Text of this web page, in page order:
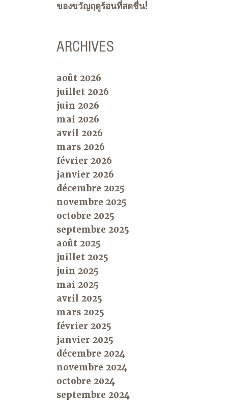
ของขวัญฤดูร้อนที่สดชื่น!
ARCHIVES
août 2026
juillet 2026
juin 2026
mai 2026
avril 2026
mars 2026
février 2026
janvier 2026
décembre 2025
novembre 2025
octobre 2025
septembre 2025
août 2025
juillet 2025
juin 2025
mai 2025
avril 2025
mars 2025
février 2025
janvier 2025
décembre 2024
novembre 2024
octobre 2024
septembre 2024